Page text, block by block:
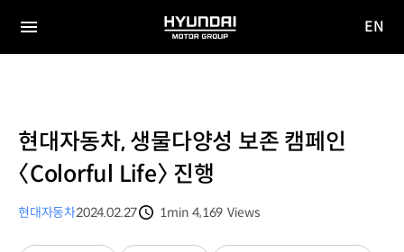
전체
HYUNDAI
MOTOR
EN
현대자동차, 생물다양성 보존 캠페인
〈Colorful Life〉 진행
현대자동차2024.02.27
1min 4,169 Views